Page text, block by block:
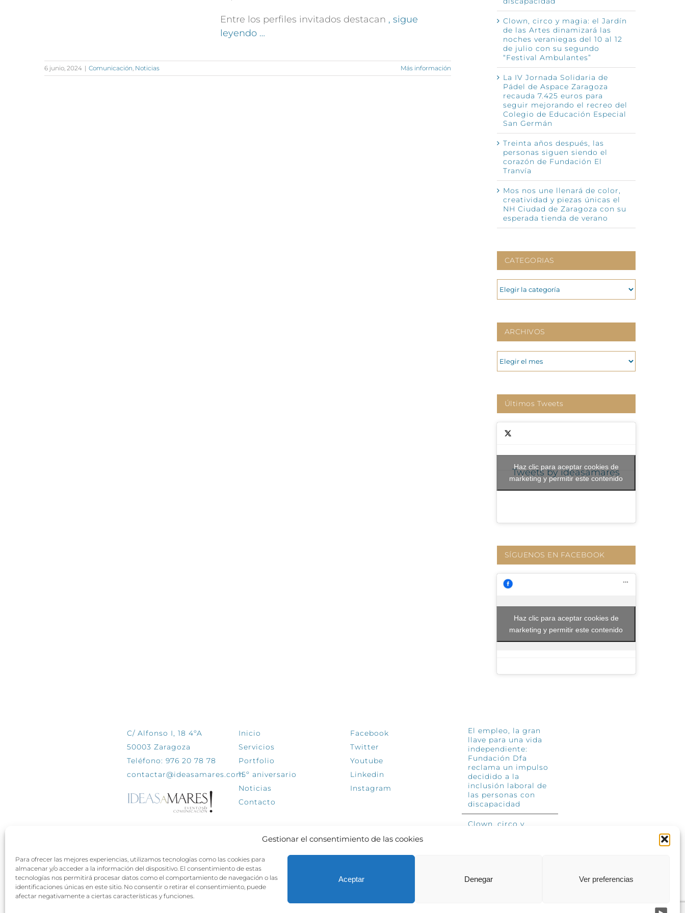
Gestionar el consentimiento de las cookies
Para ofrecer las mejores experiencias, utilizamos tecnologías como las cookies para
almacenar y/o acceder a la información del dispositivo. El consentimiento de estas
tecnologías nos permitirá procesar datos como el comportamiento de navegación o las
identificaciones únicas en este sitio. No consentir o retirar el consentimiento, puede
afectar negativamente a ciertas características y funciones.
Aceptar Denegar Ver preferencias
Entre los perfiles invitados destacan , sigue
leyendo …
6 junio, 2024 | Comunicación, Noticias Más información
Clown, circo y magia: el Jardín
de las Artes dinamizará las
noches veraniegas del 10 al 12
de julio con su segundo
“Festival Ambulantes”
La IV Jornada Solidaria de
Pádel de Aspace Zaragoza
recauda 7.425 euros para
seguir mejorando el recreo del
Colegio de Educación Especial
San Germán
Treinta años después, las
personas siguen siendo el
corazón de Fundación El
Tranvía
Mos nos une llenará de color,
creatividad y piezas únicas el
NH Ciudad de Zaragoza con su
esperada tienda de verano
CATEGORIAS
CATEGORIAS
ARCHIVOS
ARCHIVOS
Últimos Tweets
Tweets by ideasamares
Haz clic para aceptar cookies de
marketing y permitir este contenido
SÍGUENOS EN FACEBOOK
Haz clic para aceptar cookies de
marketing y permitir este contenido
C/ Alfonso I, 18 4ºA
50003 Zaragoza
Teléfono: 976 20 78 78
contactar@ideasamares.com
Inicio
Servicios
Portfolio
15º aniversario
Noticias
Contacto
Facebook
Twitter
Youtube
Linkedin
Instagram
El empleo, la gran
llave para una vida
independiente:
Fundación Dfa
reclama un impulso
decidido a la
inclusión laboral de
las personas con
discapacidad
Clown, circo y
segundo “Festival